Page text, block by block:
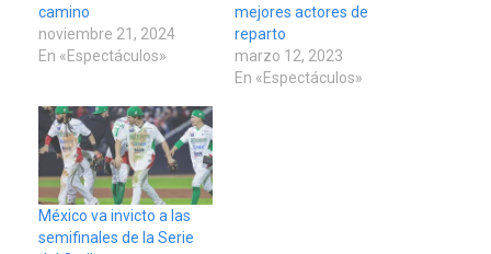
camino
noviembre 21, 2024
En «Espectáculos»
mejores actores de
reparto
marzo 12, 2023
En «Espectáculos»
México va invicto a las
semifinales de la Serie